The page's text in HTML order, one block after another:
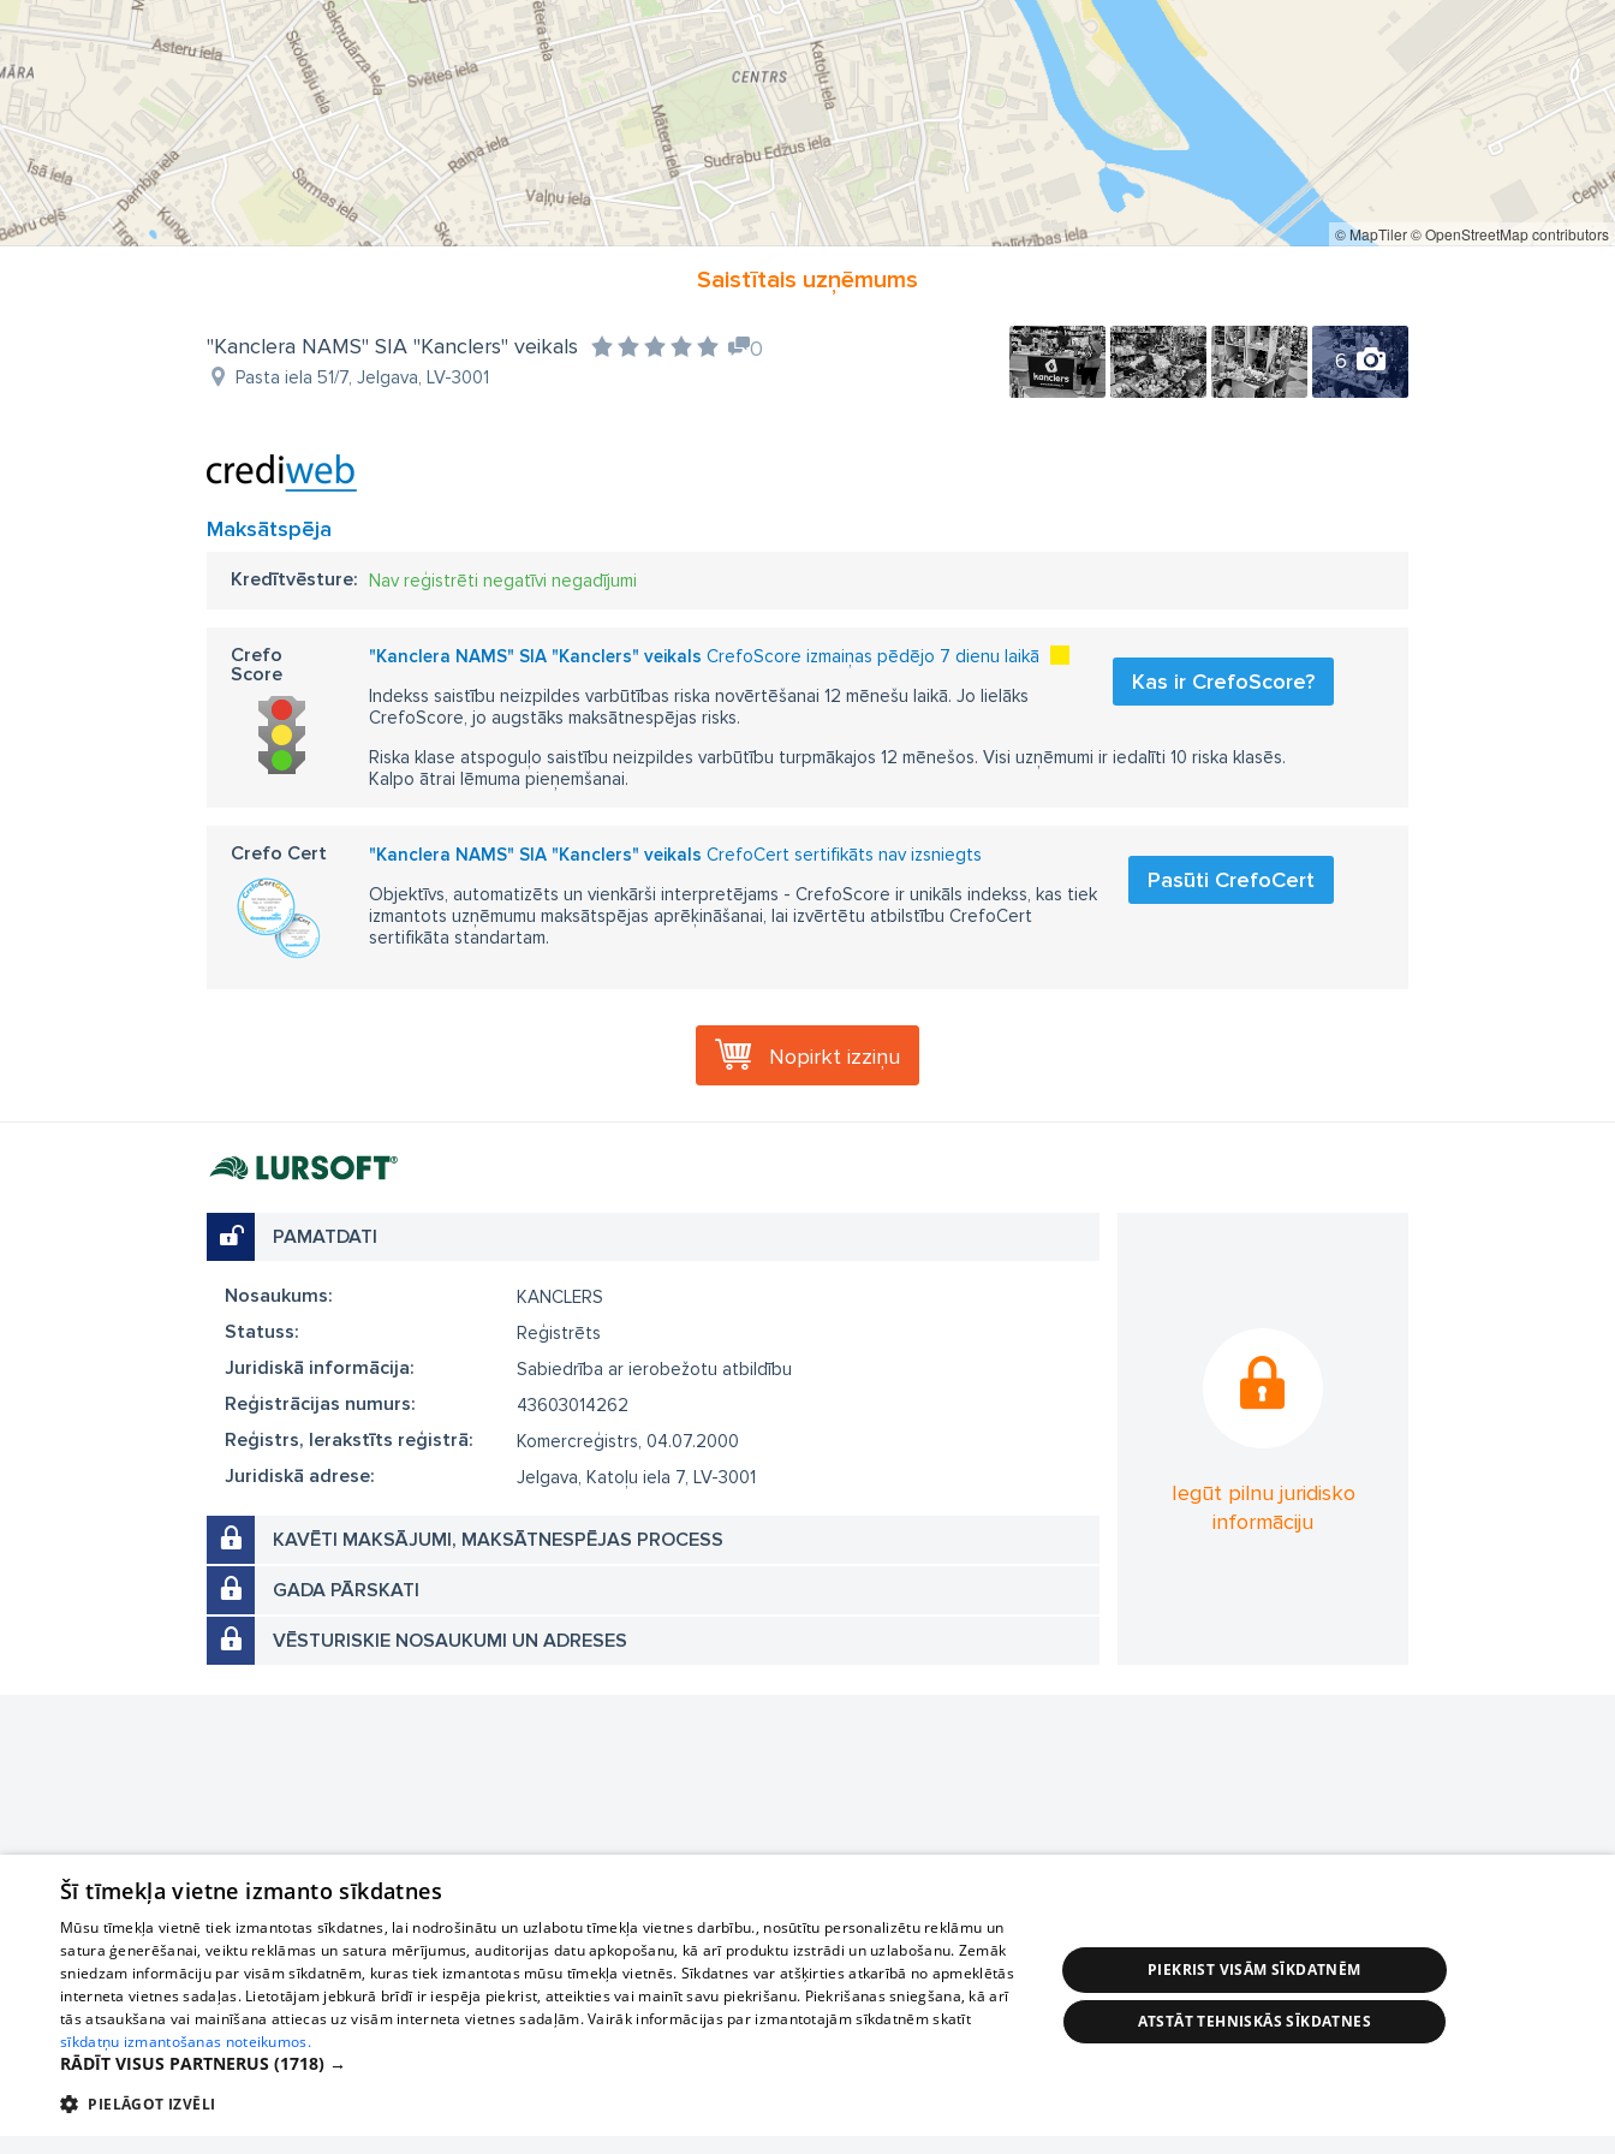
© MapTiler© OpenStreetMap contributors
Saistītais uzņēmums
"Kanclera NAMS" SIA "Kanclers" veikals 0
Pasta iela 51/7, Jelgava, LV-3001
6
Maksātspēja
Kredītvēsture: Nav reģistrēti negatīvi negadījumi
Crefo
Score
"Kanclera NAMS" SIA "Kanclers" veikals CrefoScore izmaiņas pēdējo 7 dienu laikā
Kas ir CrefoScore?
Indekss saistību neizpildes varbūtības riska novērtēšanai 12 mēnešu laikā. Jo lielāks
CrefoScore, jo augstāks maksātnespējas risks.
Riska klase atspoguļo saistību neizpildes varbūtību turpmākajos 12 mēnešos. Visi uzņēmumi ir iedalīti 10 riska klasēs.
Kalpo ātrai lēmuma pieņemšanai.
Crefo Cert "Kanclera NAMS" SIA "Kanclers" veikals CrefoCert sertifikāts nav izsniegts
Pasūti CrefoCert
Objektīvs, automatizēts un vienkārši interpretējams - CrefoScore ir unikāls indekss, kas tiek
izmantots uzņēmumu maksātspējas aprēķināšanai, lai izvērtētu atbilstību CrefoCert
sertifikāta standartam.
Nopirkt izziņu
PAMATDATI
Nosaukums: KANCLERS
Statuss: Reģistrēts
Juridiskā informācija: Sabiedrība ar ierobežotu atbildību
Reģistrācijas numurs: 43603014262
Reģistrs, Ierakstīts reģistrā: Komercreģistrs, 04.07.2000
Juridiskā adrese: Jelgava, Katoļu iela 7, LV-3001
KAVĒTI MAKSĀJUMI, MAKSĀTNESPĒJAS PROCESS
GADA PĀRSKATI
VĒSTURISKIE NOSAUKUMI UN ADRESES
Iegūt pilnu juridisko
informāciju
Šī tīmekļa vietne izmanto sīkdatnes
Mūsu tīmekļa vietnē tiek izmantotas sīkdatnes, lai nodrošinātu un uzlabotu tīmekļa vietnes darbību., nosūtītu personalizētu reklāmu un
satura ģenerēšanai, veiktu reklāmas un satura mērījumus, auditorijas datu apkopošanu, kā arī produktu izstrādi un uzlabošanu. Zemāk
sniedzam informāciju par visām sīkdatnēm, kuras tiek izmantotas mūsu tīmekļa vietnēs. Sīkdatnes var atšķirties atkarībā no apmeklētās
interneta vietnes sadaļas. Lietotājam jebkurā brīdī ir iespēja piekrist, atteikties vai mainīt savu piekrišanu. Piekrišanas sniegšana, kā arī
tās atsaukšana vai mainīšana attiecas uz visām interneta vietnes sadaļām. Vairāk informācijas par izmantotajām sīkdatnēm skatīt
sīkdatņu izmantošanas noteikumos.
RĀDĪT VISUS PARTNERUS (1718) →
PIELĀGOT IZVĒLI
PIEKRIST VISĀM SĪKDATNĒM
ATSTĀT TEHNISKĀS SĪKDATNES